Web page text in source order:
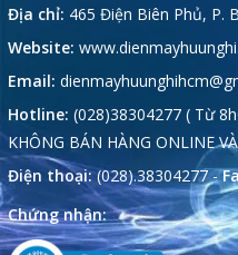
Địa chỉ: 465 Điện Biên Phủ, P.
Website:
Email:
Hotline: (028)38304277 ( Từ
KHÔNG BÁN HÀNG ONLINE
Điện thoại: (028).38304277 -
Chứng nhận: